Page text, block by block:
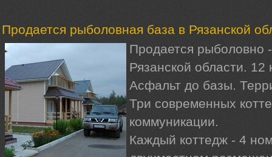
Продается рыболовная база в Рязанской
Продается рыболовно
Рязанской области. 12
Асфальт до базы.
Три современных
коммуникации.
Каждый коттедж - 4